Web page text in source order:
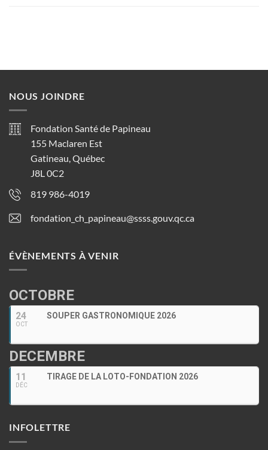
NOUS JOINDRE
Fondation Santé de Papineau
155 Maclaren Est
Gatineau, Québec
J8L 0C2
819 986-4019
fondation_ch_papineau@ssss.gouv.qc.ca
ÉVÈNEMENTS À VENIR
OCTOBRE
24
OCT
SOUPER GASTRONOMIQUE 2026
DECEMBRE
11
DÉC
TIRAGE DE LA LOTO-FONDATION 2026
INFOLETTRE